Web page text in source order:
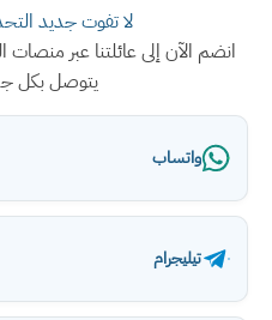
لا تفوت جديد
انضم الآن إلى عائلتنا عبر
يتوصل بكل
واتساب
تيليجرام